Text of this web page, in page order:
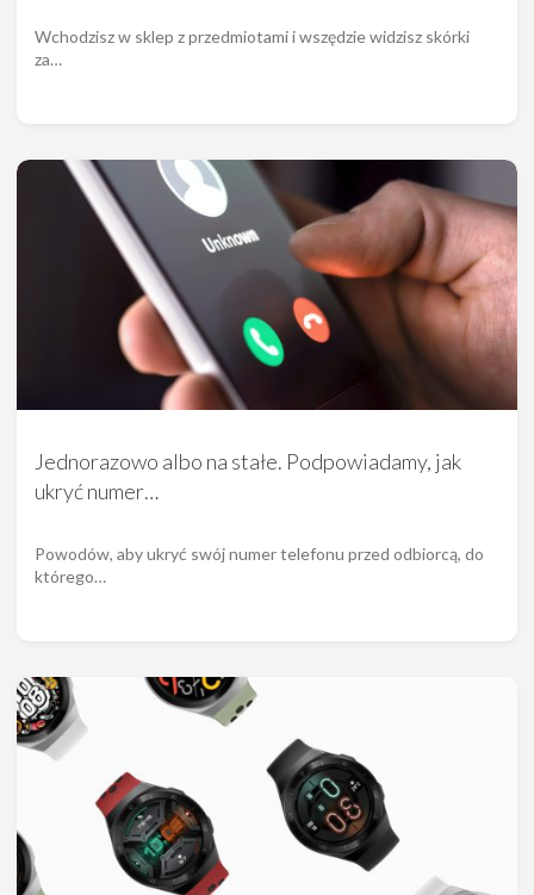
Wchodzisz w sklep z przedmiotami i wszędzie widzisz skórki
za…
Jednorazowo albo na stałe. Podpowiadamy, jak
ukryć numer…
Powodów, aby ukryć swój numer telefonu przed odbiorcą, do
którego…